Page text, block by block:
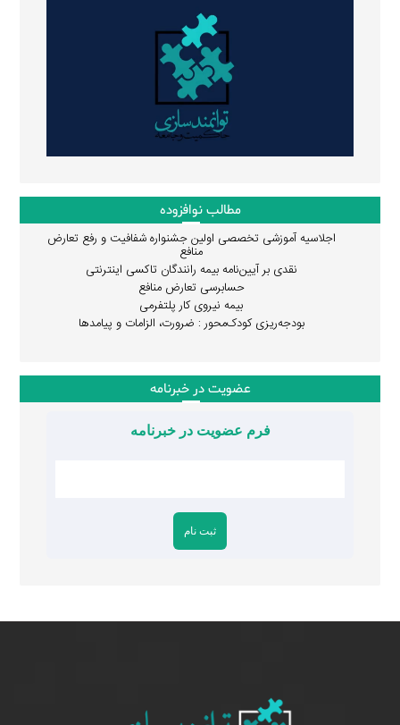
مطالب نوافزوده
اجلاسیه آموزشی تخصصی اولین جشنواره شفافیت و رفع تعارض
منافع
نقدی بر آیین‌نامه بیمه رانندگان تاکسی اینترنتی
حسابرسی تعارض منافع
بیمه نیروی کار پلتفرمی
بودجه‌ریزی کودک‌محور : ضرورت، الزامات و پیامدها
عضویت در خبرنامه
فرم عضویت در خبرنامه